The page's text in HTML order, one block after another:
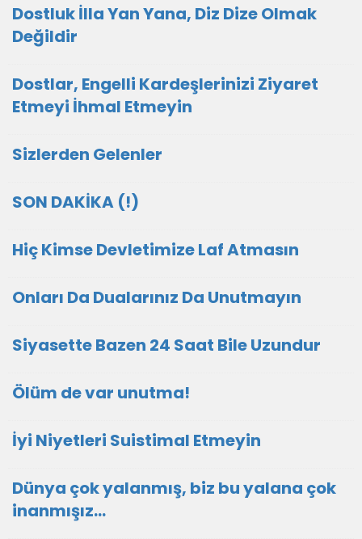
Dostluk İlla Yan Yana, Diz Dize Olmak
Değildir
Dostlar, Engelli Kardeşlerinizi Ziyaret
Etmeyi İhmal Etmeyin
Sizlerden Gelenler
SON DAKİKA (!)
Hiç Kimse Devletimize Laf Atmasın
Onları Da Dualarınız Da Unutmayın
Siyasette Bazen 24 Saat Bile Uzundur
Ölüm de var unutma!
İyi Niyetleri Suistimal Etmeyin
Dünya çok yalanmış, biz bu yalana çok
inanmışız...